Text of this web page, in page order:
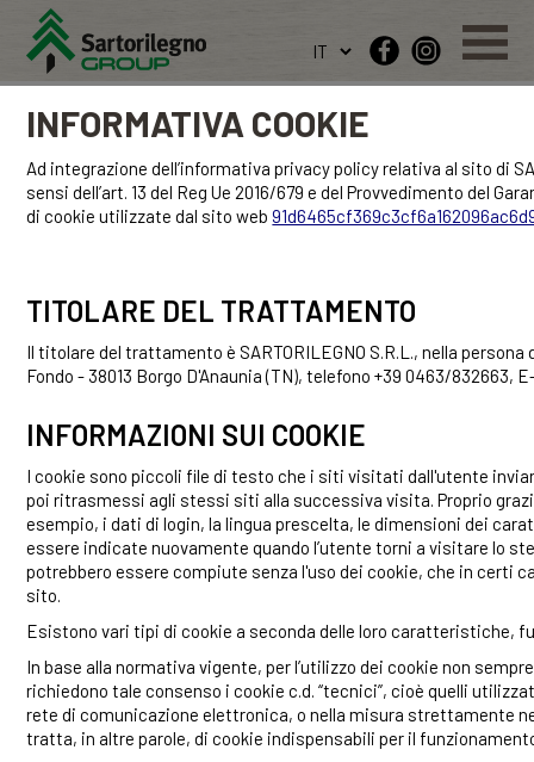
INFORMATIVA COOKIE
Ad integrazione dell’informativa privacy policy relativa al sito di
sensi dell’art. 13 del Reg Ue 2016/679 e del Provvedimento del
di cookie utilizzate dal sito web
TITOLARE DEL TRATTAMENTO
Il titolare del trattamento è SARTORILEGNO S.R.L., nella
Fondo - 38013 Borgo D'Anaunia (TN), telefono +39 0463/832663,
INFORMAZIONI SUI COOKIE
I cookie sono piccoli file di testo che i siti visitati dall'utente
poi ritrasmessi agli stessi siti alla successiva visita. Proprio
esempio, i dati di login, la lingua prescelta, le dimensioni dei
essere indicate nuovamente quando l’utente torni a visitare lo
potrebbero essere compiute senza l'uso dei cookie, che in certi
sito.
Esistono vari tipi di cookie a seconda delle loro caratteristiche,
In base alla normativa vigente, per l’utilizzo dei cookie non
richiedono tale consenso i cookie c.d. “tecnici”, cioè quelli
rete di comunicazione elettronica, o nella misura strettamente
tratta, in altre parole, di cookie indispensabili per il